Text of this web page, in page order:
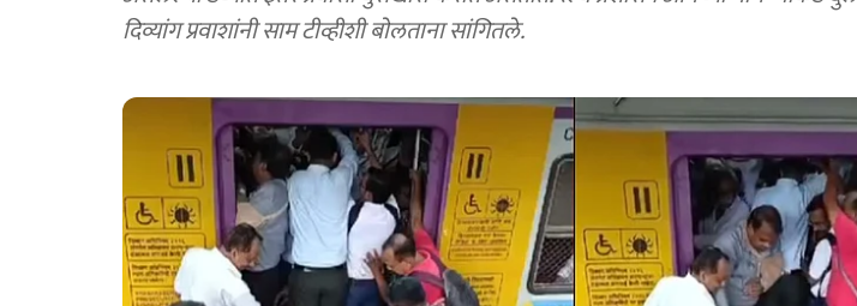
दिव्यांग प्रवाशांनी साम टीव्हीशी बाेलताना सांगितले.